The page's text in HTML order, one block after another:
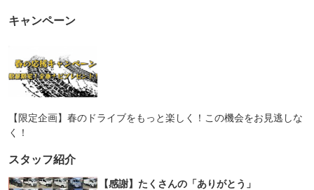
キャンペーン
【限定企画】春のドライブをもっと楽しく！この機会をお見逃しな
く！
スタッフ紹介
【感謝】たくさんの「ありがとう」